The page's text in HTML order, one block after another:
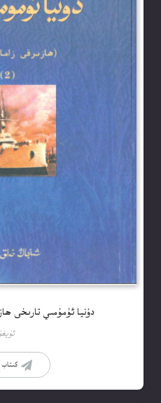
دۇنيا ئۇمۇمىي تارىخى
كىتاب